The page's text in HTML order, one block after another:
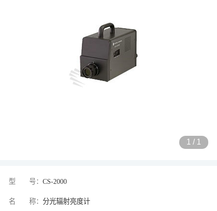
1 / 1
型 号： CS-2000
名 称： 分光辐射亮度计